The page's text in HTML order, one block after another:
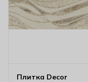
Плитка Decor